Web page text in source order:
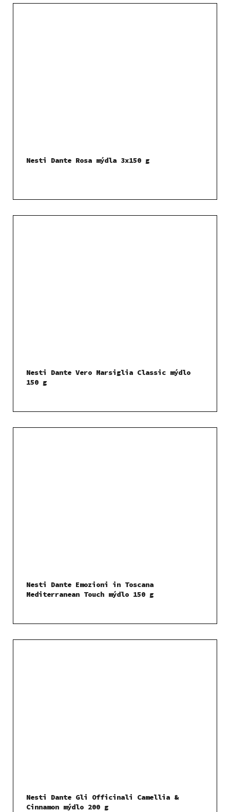
Nesti Dante Rosa mýdla 3x150 g
Nesti Dante Vero Marsiglia Classic mýdlo
150 g
Nesti Dante Emozioni in Toscana
Mediterranean Touch mýdlo 150 g
Nesti Dante Gli Officinali Camellia &
Cinnamon mýdlo 200 g